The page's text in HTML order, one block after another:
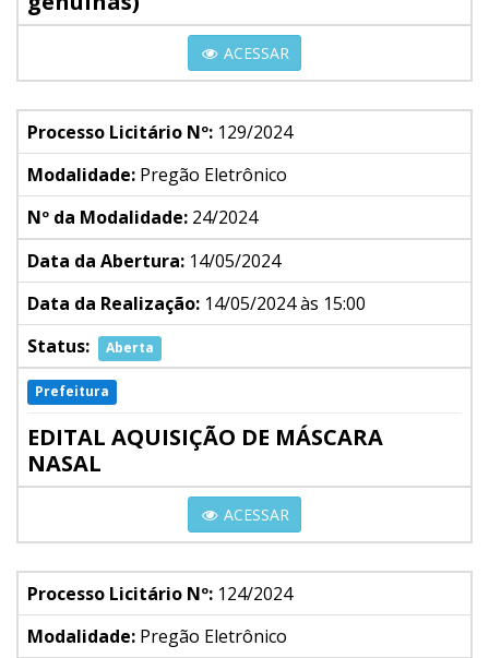
ACESSAR
Processo Licitário Nº: 129/2024
Modalidade: Pregão Eletrônico
Nº da Modalidade: 24/2024
Data da Abertura: 14/05/2024
Data da Realização: 14/05/2024 às 15:00
Status:
Aberta
Prefeitura
EDITAL AQUISIÇÃO DE MÁSCARA
NASAL
ACESSAR
Processo Licitário Nº: 124/2024
Modalidade: Pregão Eletrônico